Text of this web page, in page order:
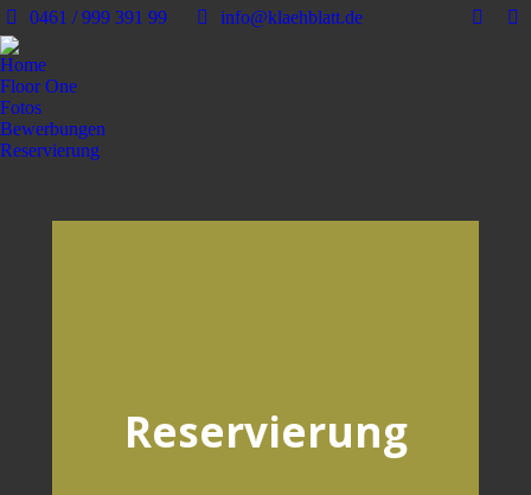
0461 / 999 391 99 info@klaehblatt.de
Home
Floor One
Fotos
Bewerbungen
Reservierung
Reservierung